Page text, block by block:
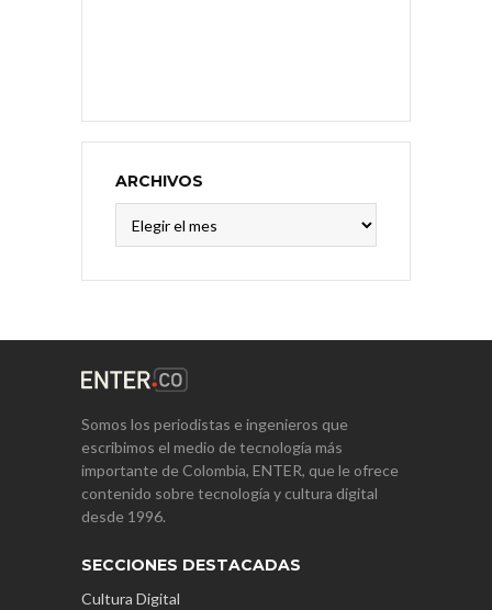
ARCHIVOS
Somos los periodistas e ingenieros que
escribimos el medio de tecnología más
importante de Colombia, ENTER, que le ofrece
contenido sobre tecnología y cultura digital
desde 1996.
SECCIONES DESTACADAS
Cultura Digital